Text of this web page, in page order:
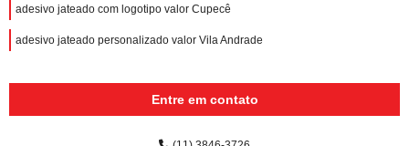
adesivo jateado com logotipo valor Cupecê
adesivo jateado personalizado valor Vila Andrade
Entre em contato